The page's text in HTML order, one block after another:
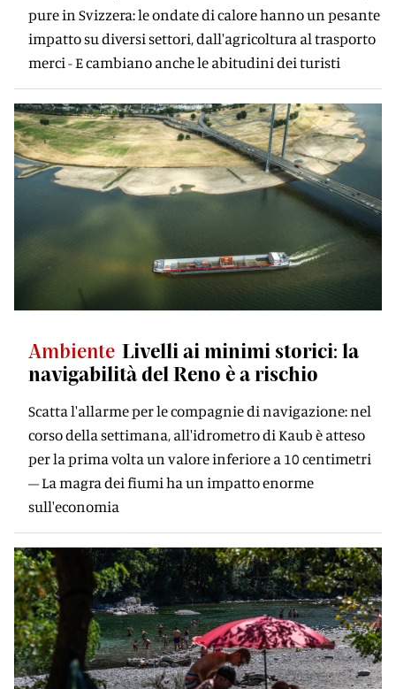
pure in Svizzera: le ondate di calore hanno un pesante
impatto su diversi settori, dall'agricoltura al trasporto
merci - E cambiano anche le abitudini dei turisti
Ambiente Livelli ai minimi storici: la
navigabilità del Reno è a rischio
Scatta l'allarme per le compagnie di navigazione: nel
corso della settimana, all'idrometro di Kaub è atteso
per la prima volta un valore inferiore a 10 centimetri
– La magra dei fiumi ha un impatto enorme
sull'economia